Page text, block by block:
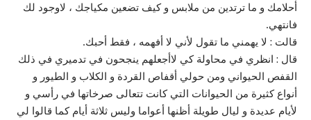
أحلامك و ما ترتدين من ملابس و كيف تضعين مكياجك ، لاوجود لك
فانتهي.
قالت : لا يهمني ما تقول لأني لا أفهمه ، فقط أحبك.
قال : انظري في محاولة كي لاأجعلهم ينجحون في تدميري في ذلك
القفص الحيواني ومن حولي أقفاص القردة و الكلاب و الطيور و
أنواع كثيرة من الحيوانات التي كانت تتعالى صرخاتها في رأسي و
لأيام عديدة و ليال طويلة أظنها أعواما وليس ثلاثة أيام كما قالوا لي